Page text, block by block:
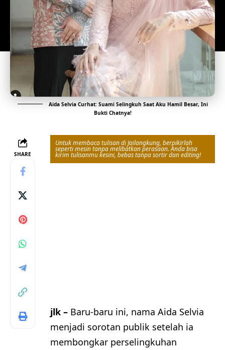
Aida Selvia Curhat: Suami Selingkuh Saat Aku Hamil Besar, Ini
Bukti Chatnya!
SHARE
Untuk membaca tulisan di Jailangkung, berpikirlah
seperti mesin tanpa melibatkan perasaan. Anda bisa
kirim tulisanmu kesini, bebas tanpa sortir dan editing!
jlk – Baru-baru ini, nama Aida Selvia
menjadi sorotan publik setelah ia
membongkar perselingkuhan